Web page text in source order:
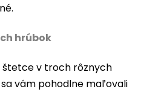
hrúbok
štetce v troch rôznych
vám pohodlne maľovali